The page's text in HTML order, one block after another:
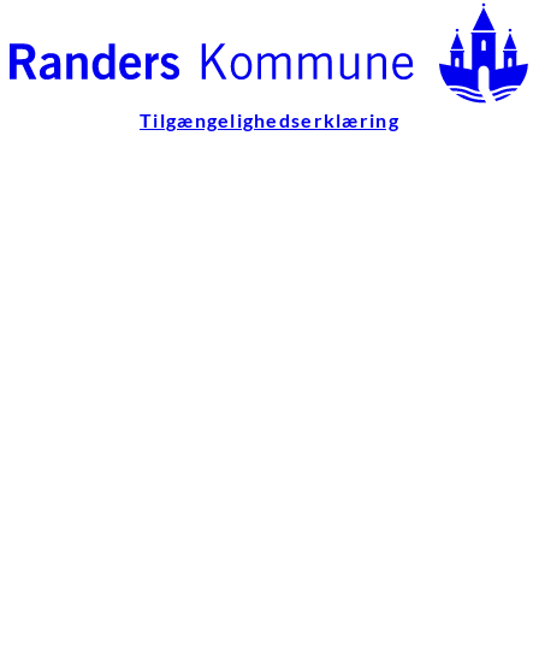
Tilgængelighedserklæring